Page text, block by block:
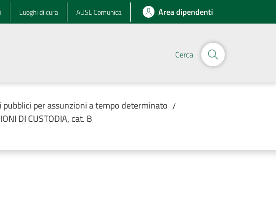
Luoghi di cura AUSL Comunica Area dipendenti
Cerca
pubblici per assunzioni a tempo determinato /
DI CUSTODIA, cat. B